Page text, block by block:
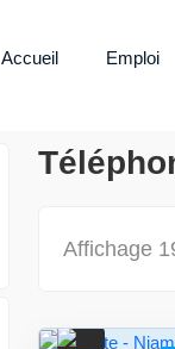
Accueil Emploi
Affichage